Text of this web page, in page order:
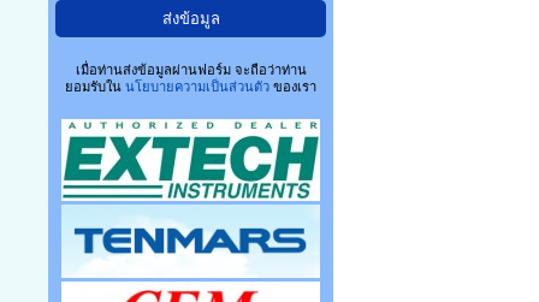
เมื่อท่านส่งข้อมูลผ่านฟอร์ม จะถือว่าท่าน
ยอมรับใน นโยบายความเป็นส่วนตัวของเรา